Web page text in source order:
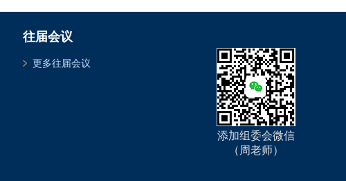
往届会议
更多往届会议
添加组委会微信
（周老师）